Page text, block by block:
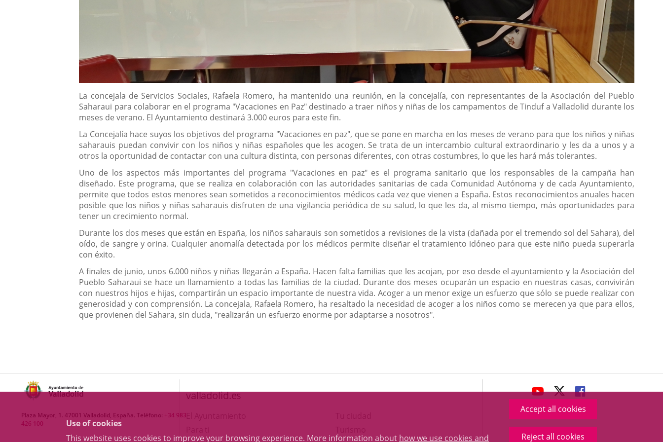
Use of cookies
This website uses cookies to improve your browsing experience. More information about how we use cookies and
Accept all cookies
Reject all cookies
Descripción
La concejala de Servicios Sociales, Rafaela Romero, ha mantenido una reunión, en la concejalía, con representantes de la Asociación del Pueblo
Saharaui para colaborar en el programa "Vacaciones en Paz" destinado a traer niños y niñas de los campamentos de Tinduf a Valladolid durante los
meses de verano. El Ayuntamiento destinará 3.000 euros para este fin.
La Concejalía hace suyos los objetivos del programa "Vacaciones en paz", que se pone en marcha en los meses de verano para que los niños y niñas
saharauis puedan convivir con los niños y niñas españoles que les acogen. Se trata de un intercambio cultural extraordinario y les da a unos y a
otros la oportunidad de contactar con una cultura distinta, con personas diferentes, con otras costumbres, lo que les hará más tolerantes.
Uno de los aspectos más importantes del programa "Vacaciones en paz" es el programa sanitario que los responsables de la campaña han
diseñado. Este programa, que se realiza en colaboración con las autoridades sanitarias de cada Comunidad Autónoma y de cada Ayuntamiento,
permite que todos estos menores sean sometidos a reconocimientos médicos cada vez que vienen a España. Estos reconocimientos anuales hacen
posible que los niños y niñas saharauis disfruten de una vigilancia periódica de su salud, lo que les da, al mismo tiempo, más oportunidades para
tener un crecimiento normal.
Durante los dos meses que están en España, los niños saharauis son sometidos a revisiones de la vista (dañada por el tremendo sol del Sahara), del
oído, de sangre y orina. Cualquier anomalía detectada por los médicos permite diseñar el tratamiento idóneo para que este niño pueda superarla
con éxito.
A finales de junio, unos 6.000 niños y niñas llegarán a España. Hacen falta familias que les acojan, por eso desde el ayuntamiento y la Asociación del
Pueblo Saharaui se hace un llamamiento a todas las familias de la ciudad. Durante dos meses ocuparán un espacio en nuestras casas, convivirán
con nuestros hijos e hijas, compartirán un espacio importante de nuestra vida. Acoger a un menor exige un esfuerzo que sólo se puede realizar con
generosidad y con comprensión. La concejala, Rafaela Romero, ha resaltado la necesidad de acoger a los niños como se merecen ya que para ellos,
que provienen del Sahara, sin duda, "realizarán un esfuerzo enorme por adaptarse a nosotros".
Plaza Mayor, 1. 47001 Valladolid, España. Teléfono: +34 983
426 100
valladolid.es avaHeaderSocial
LINK
TO
EXTERNAL
APPLICATION.
LINK
TO
EXTERNAL
APPLICATION.
LINK
TO
EXTERNAL
APPLICATION.